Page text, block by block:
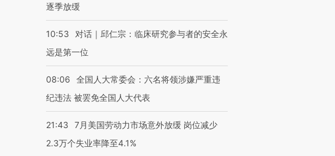
逐季放缓
10:53
对话｜邱仁宗：临床研究参与者的安全永
远是第一位
08:06
全国人大常委会：六名将领涉嫌严重违
纪违法 被罢免全国人大代表
21:43
7月美国劳动力市场意外放缓 岗位减少
2.3万个失业率降至4.1%